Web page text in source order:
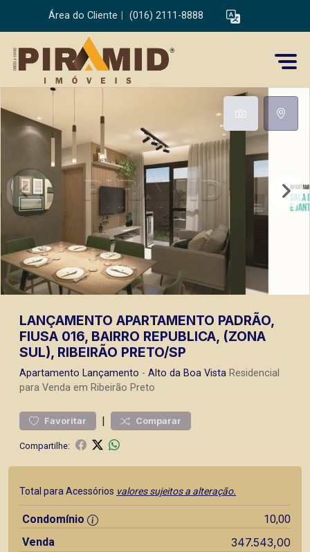
Área do Cliente (016) 2111-8888
LANÇAMENTO APARTAMENTO PADRÃO,
FIUSA 016, BAIRRO REPUBLICA, (ZONA
SUL), RIBEIRÃO PRETO/SP
Apartamento Lançamento - Alto da Boa Vista Residencial
para Venda em Ribeirão Preto
Favoritar | Comparar
Compartilhe:
Total para Acessórios valores sujeitos a alteração.
Condomínio
10,00
Venda
347.543,00